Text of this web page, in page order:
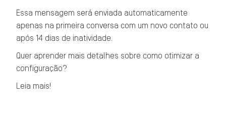
Essa mensagem será enviada automaticamente
apenas na primeira conversa com um novo contato ou
após 14 dias de inatividade.
Quer aprender mais detalhes sobre como otimizar a
configuração?
Leia mais!